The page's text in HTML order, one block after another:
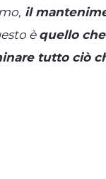
il
è quello
tutto ciò